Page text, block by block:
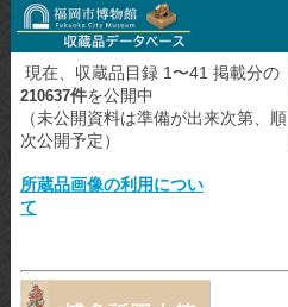
現在、収蔵品目録 1〜41 掲載分の
210637件を公開中
（未公開資料は準備が出来次第、順
次公開予定）
所蔵品画像の利用につい
て